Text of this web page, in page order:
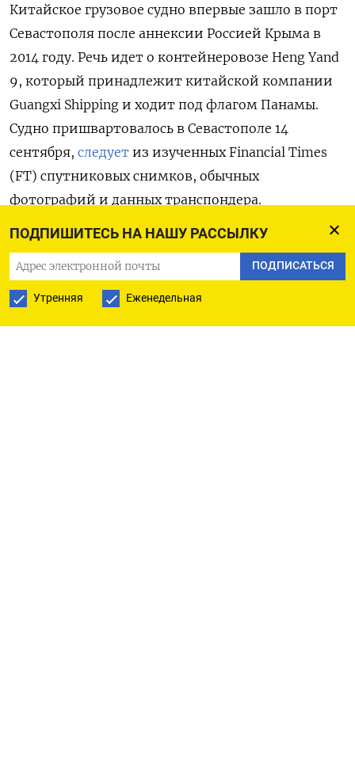
ПОДПИШИТЕСЬ НА НАШУ РАССЫЛКУ
ПОДПИСАТЬСЯ
Утренняя Еженедельная
Китайское грузовое судно впервые зашло в порт
Севастополя после аннексии Россией Крыма в
2014 году. Речь идет о контейнеровозе Heng Yand
9, который принадлежит китайской компании
Guangxi Shipping и ходит под флагом Панамы.
Судно пришвартовалось в Севастополе 14
сентября, следует из изученных Financial Times
(FT) спутниковых снимков, обычных
фотографий и данных транспондера.
Согласно маршруту контейнеровоза, который
восстановило издание, 2 сентября он вышел из
Стамбула и 6-го числа находился у